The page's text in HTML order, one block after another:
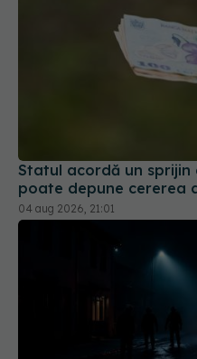
Statul acordă un sprijin
poate depune cererea
04 aug 2026, 21:01